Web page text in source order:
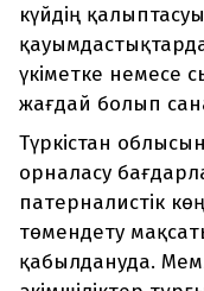
күйдің
үкіметке немесе
жағдай болып
Түркістан
орналасу
патерналистік
төмендету
қабылдануда.